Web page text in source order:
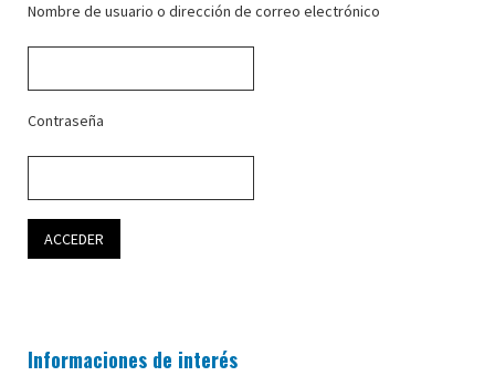
Nombre de usuario o dirección de correo electrónico
Contraseña
Informaciones de interés